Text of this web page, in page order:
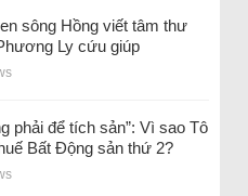
sông Hồng viết tâm thư
Ly cứu giúp
phải để tích sản”: Vì sao Tô
Bất Động sản thứ 2?